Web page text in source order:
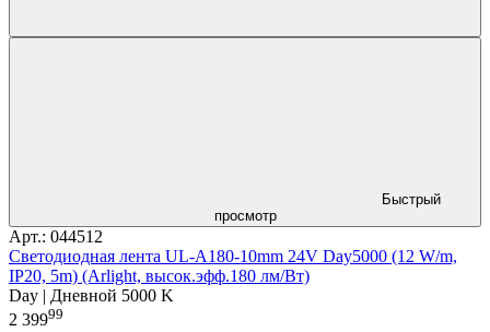
Быстрый
просмотр
Арт.: 044512
Светодиодная лента UL-A180-10mm 24V Day5000 (12 W/m,
IP20, 5m) (Arlight, высок.эфф.180 лм/Вт)
Day | Дневной 5000 K
2 39999